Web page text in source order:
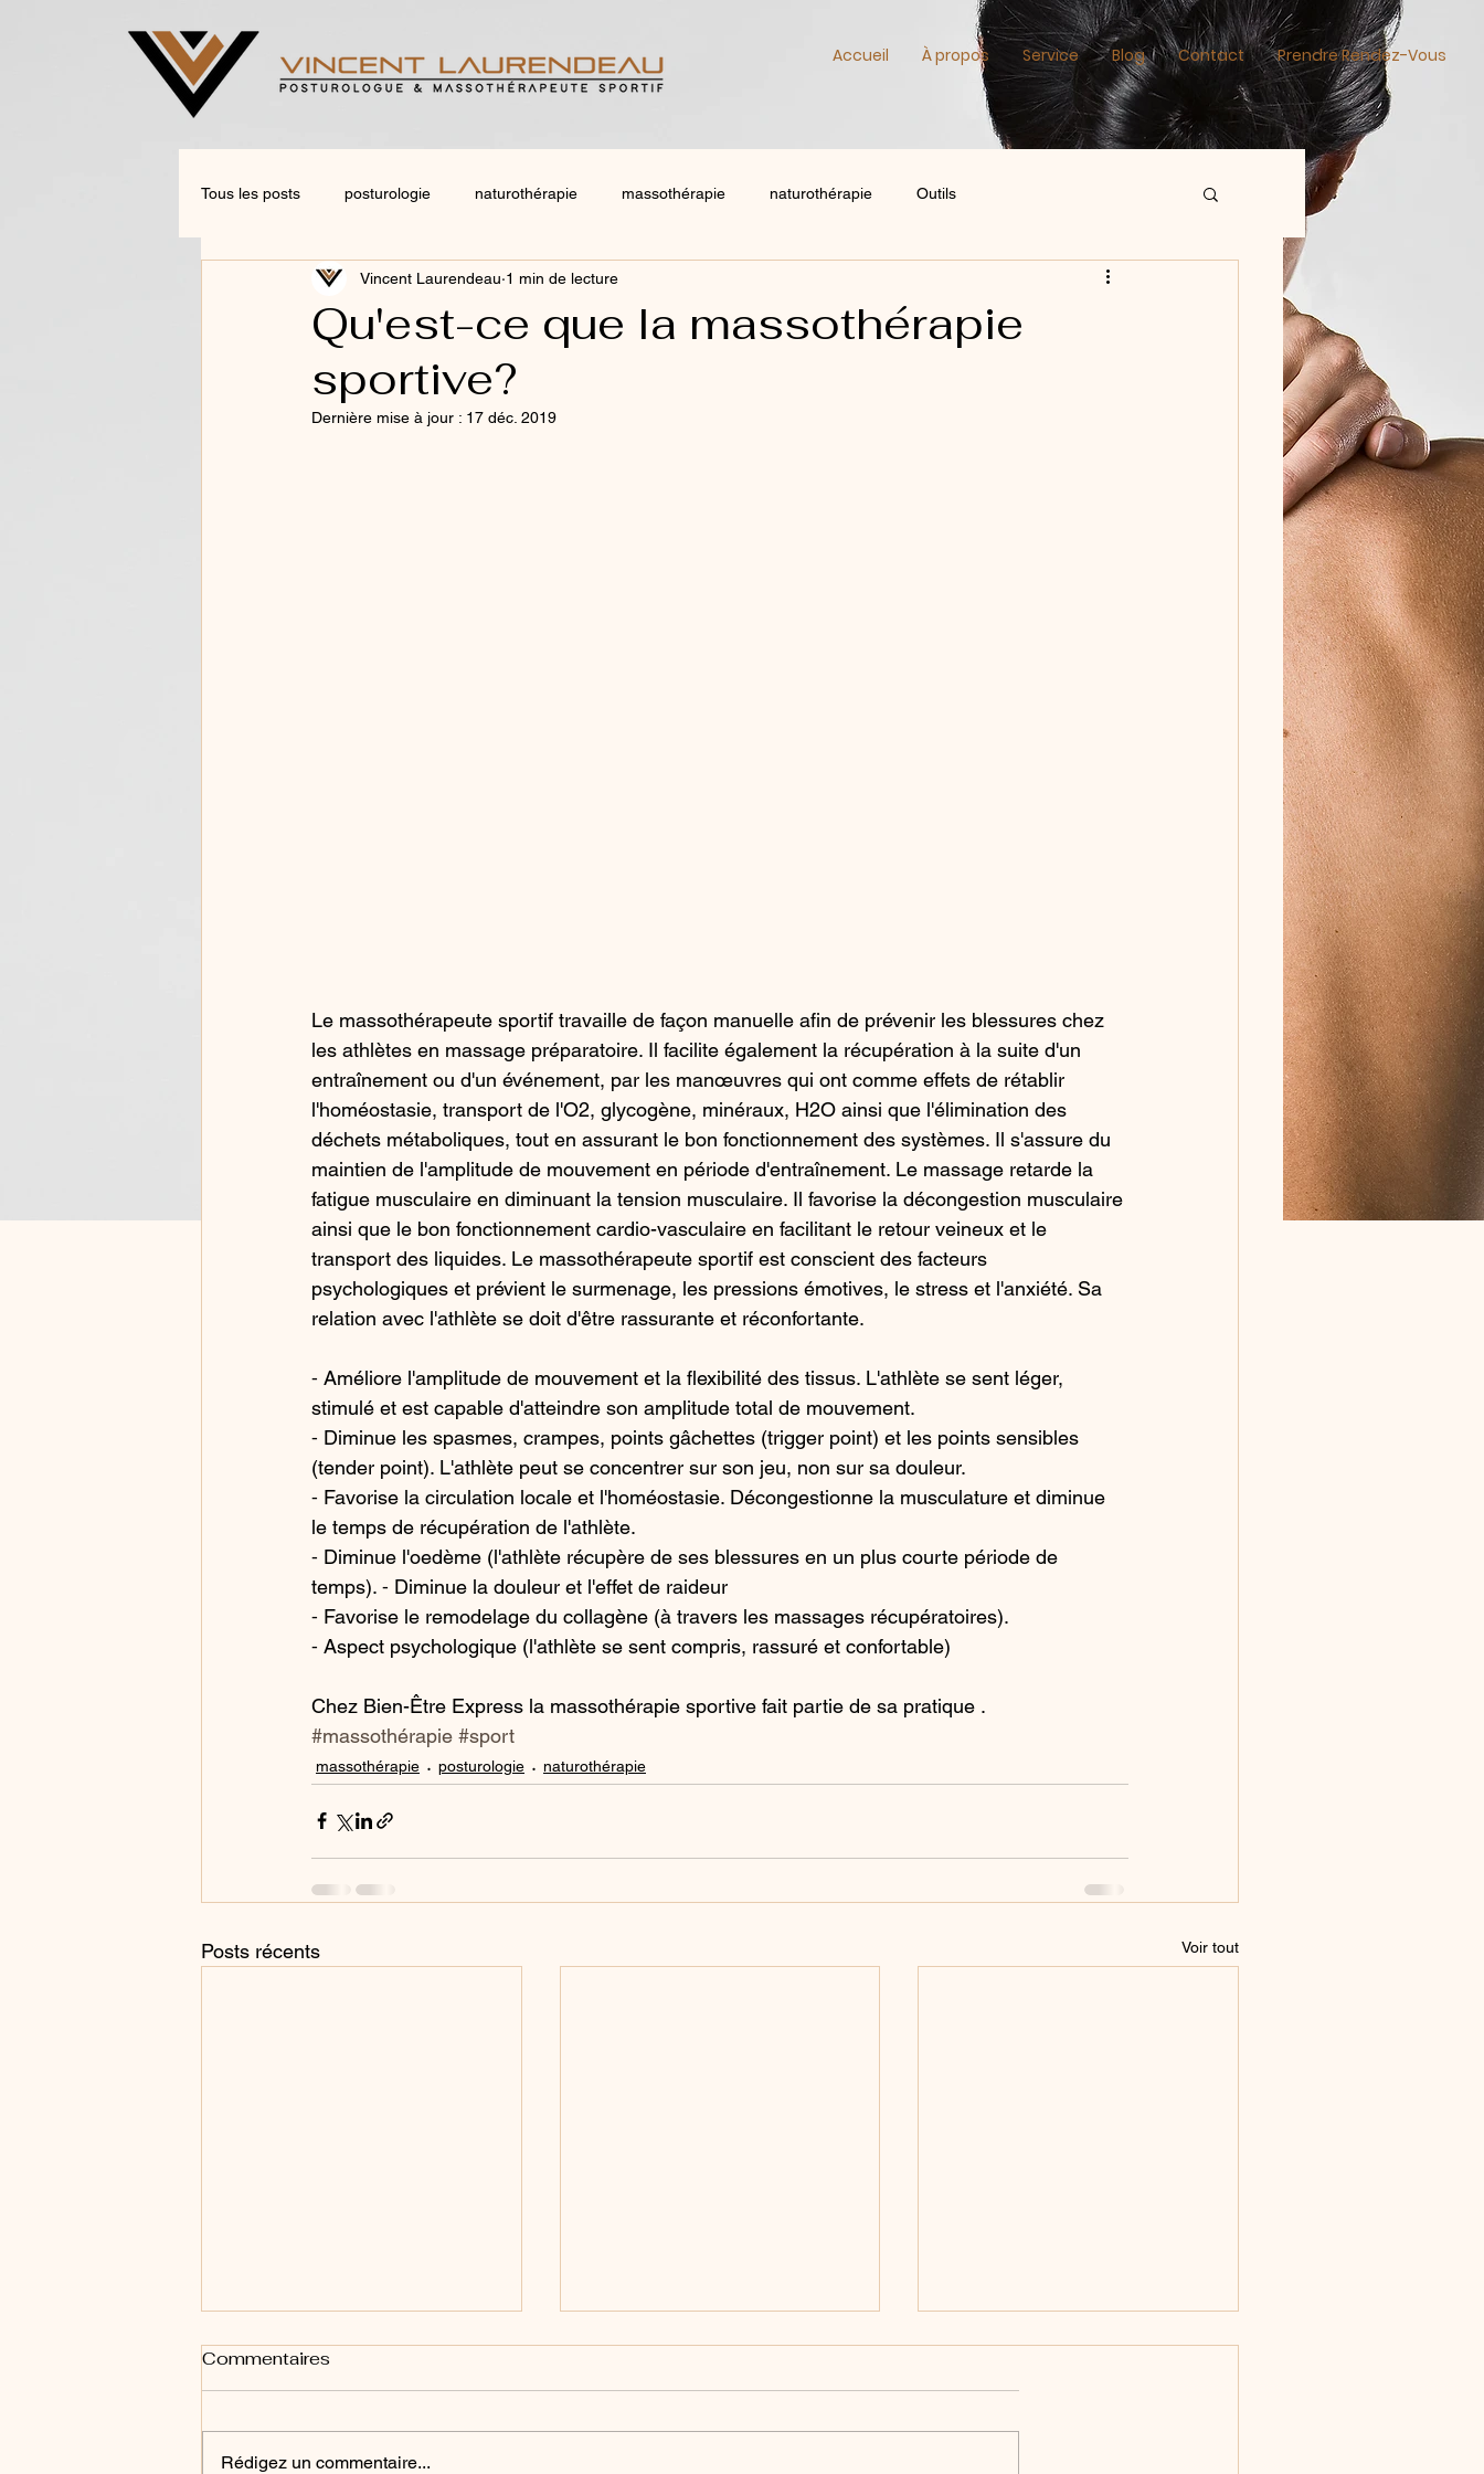
Accueil À propos Service Blog Contact Prendre Rendez-Vous
Tous les posts posturologie naturothérapie massothérapie naturothérapie Outils
Qu'est-ce que la massothérapie
sportive?
Vincent Laurendeau 1 min de lecture
Dernière mise à jour : 17 déc. 2019
Le massothérapeute sportif travaille de façon manuelle afin de prévenir les blessures chez
les athlètes en massage préparatoire. Il facilite également la récupération à la suite d'un
entraînement ou d'un événement, par les manœuvres qui ont comme effets de rétablir
l'homéostasie, transport de l'O2, glycogène, minéraux, H2O ainsi que l'élimination des
déchets métaboliques, tout en assurant le bon fonctionnement des systèmes. Il s'assure du
maintien de l'amplitude de mouvement en période d'entraînement. Le massage retarde la
fatigue musculaire en diminuant la tension musculaire. Il favorise la décongestion musculaire
ainsi que le bon fonctionnement cardio-vasculaire en facilitant le retour veineux et le
transport des liquides. Le massothérapeute sportif est conscient des facteurs
psychologiques et prévient le surmenage, les pressions émotives, le stress et l'anxiété. Sa
relation avec l'athlète se doit d'être rassurante et réconfortante.
⁃ Améliore l'amplitude de mouvement et la flexibilité des tissus. L'athlète se sent léger,
stimulé et est capable d'atteindre son amplitude total de mouvement.
⁃ Diminue les spasmes, crampes, points gâchettes (trigger point) et les points sensibles
(tender point). L'athlète peut se concentrer sur son jeu, non sur sa douleur.
⁃ Favorise la circulation locale et l'homéostasie. Décongestionne la musculature et diminue
le temps de récupération de l'athlète.
⁃ Diminue l'oedème (l'athlète récupère de ses blessures en un plus courte période de
temps). ⁃ Diminue la douleur et l'effet de raideur
⁃ Favorise le remodelage du collagène (à travers les massages récupératoires).
⁃ Aspect psychologique (l'athlète se sent compris, rassuré et confortable)
Chez Bien-Être Express la massothérapie sportive fait partie de sa pratique .
#massothérapie #sport
massothérapie posturologie naturothérapie
Posts récents Voir tout
Commentaires
Rédigez un commentaire...